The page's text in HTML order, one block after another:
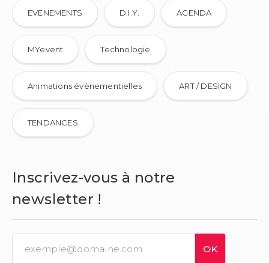
EVENEMENTS D.I.Y. AGENDA
MYevent Technologie
Animations évènementielles ART / DESIGN
TENDANCES
Inscrivez-vous à notre
newsletter !